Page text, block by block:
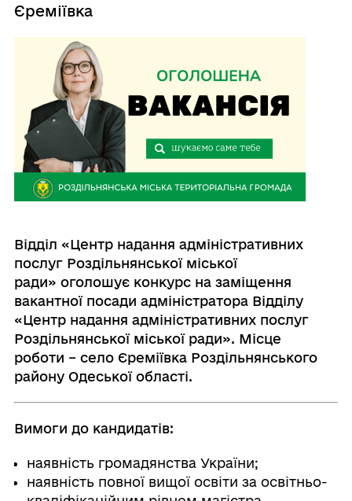
Єреміївка
Відділ «Центр надання адміністративних
послуг Роздільнянської міської
ради» оголошує конкурс на заміщення
вакантної посади адміністратора Відділу
«Центр надання адміністративних послуг
Роздільнянської міської ради». Місце
роботи – село Єреміївка Роздільнянського
району Одеської області.
Вимоги до кандидатів:
наявність громадянства України;
наявність повної вищої освіти за освітньо-